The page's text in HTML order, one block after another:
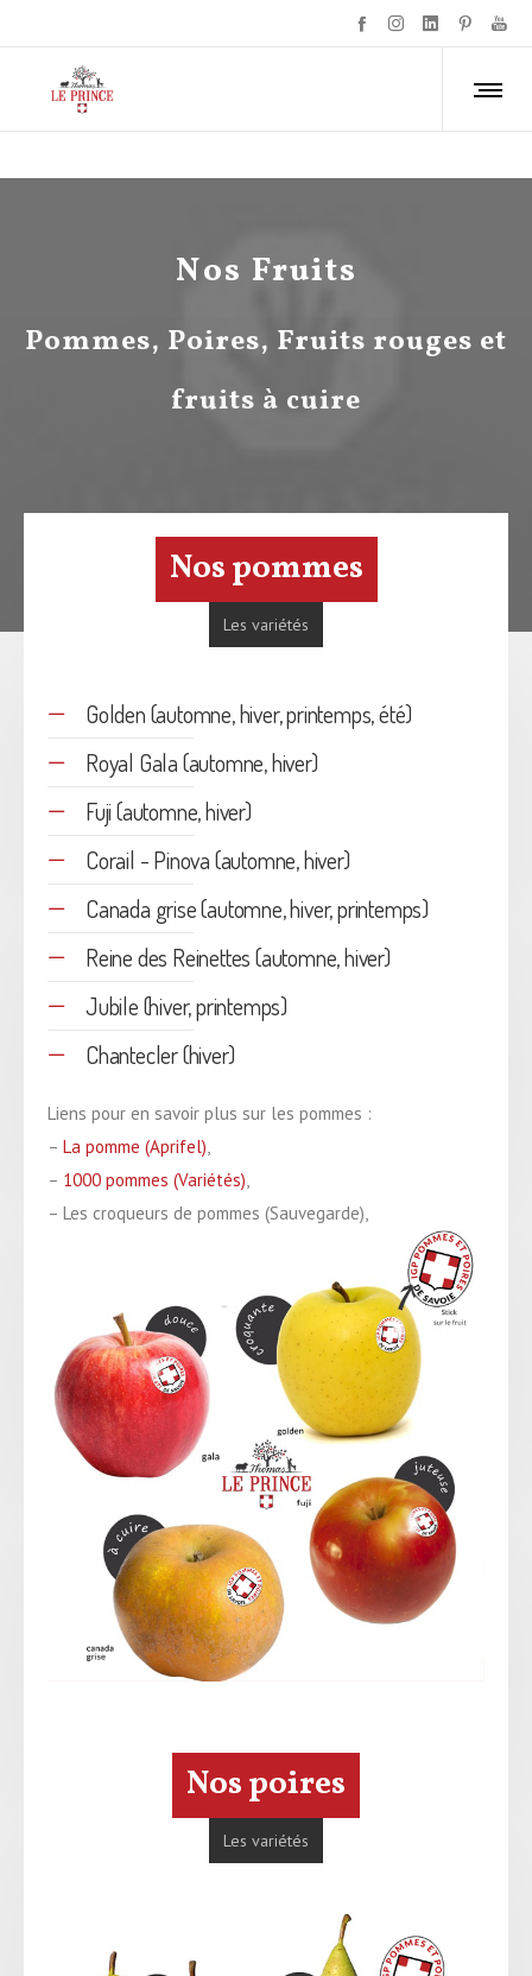
Nos Fruits
Pommes, Poires, Fruits rouges et
fruits à cuire
Nos pommes
Les variétés
Golden (automne, hiver, printemps, été)
Royal Gala (automne, hiver)
Fuji (automne, hiver)
Corail - Pinova (automne, hiver)
Canada grise (automne, hiver, printemps)
Reine des Reinettes (automne, hiver)
Jubile (hiver, printemps)
Chantecler (hiver)
Liens pour en savoir plus sur les pommes :
– La pomme (Aprifel),
– 1000 pommes (Variétés),
– Les croqueurs de pommes (Sauvegarde),
Nos poires
Les variétés